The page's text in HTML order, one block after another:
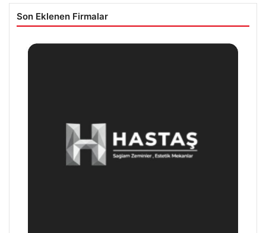
Son Eklenen Firmalar